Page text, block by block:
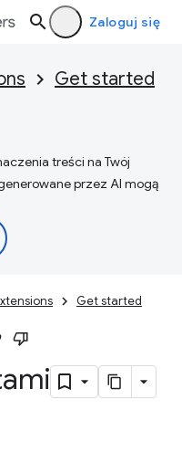
Zaloguj się
Get started
treści na Twój
przez AI mogą
Get started